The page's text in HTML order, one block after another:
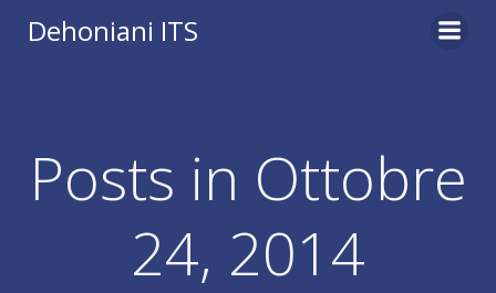
Dehoniani ITS
Posts in Ottobre
24, 2014